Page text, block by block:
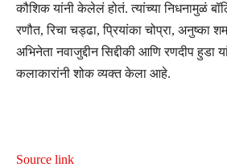
कौशिक यांनी केलेलं होतं. त्यांच्या निधनामुळं
रणौत, रिचा चड्ढा, प्रियांका चोप्रा, अनुष्का
अभिनेता नवाजुद्दीन सिद्दीकी आणि रणदीप हुडा
कलाकारांनी शोक व्यक्त केला आहे.
Source link